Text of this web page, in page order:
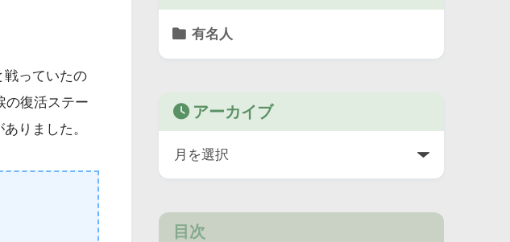
戦っていたの
の復活ステー
りました。
有名人
アーカイブ
目次